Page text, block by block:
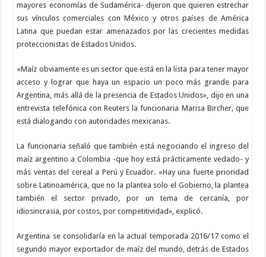
mayores economías de Sudamérica- dijeron que quieren estrechar
sus vínculos comerciales con México y otros países de América
Latina que puedan estar amenazados por las crecientes medidas
proteccionistas de Estados Unidos.
«Maíz obviamente es un sector que está en la lista para tener mayor
acceso y lograr que haya un espacio un poco más grande para
Argentina, más allá de la presencia de Estados Unidos», dijo en una
entrevista telefónica con Reuters la funcionaria Marisa Bircher, que
está dialogando con autoridades mexicanas.
La funcionaria señaló que también está negociando el ingreso del
maíz argentino a Colombia -que hoy está prácticamente vedado- y
más ventas del cereal a Perú y Ecuador. «Hay una fuerte prioridad
sobre Latinoamérica, que no la plantea solo el Gobierno, la plantea
también el sector privado, por un tema de cercanía, por
idiosincrasia, por costos, por competitividad», explicó.
Argentina se consolidaría en la actual temporada 2016/17 como el
segundo mayor exportador de maíz del mundo, detrás de Estados